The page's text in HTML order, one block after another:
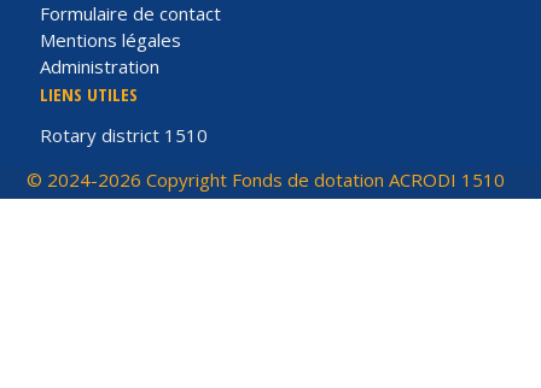
Formulaire de contact
Mentions légales
Administration
LIENS UTILES
Rotary district 1510
© 2024-2026 Copyright Fonds de dotation ACRODI 1510